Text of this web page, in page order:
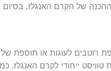
של הקרם האנגלז.
רוטבים לעוגות או תוספת של
ייחודי לקרם האנגלז.